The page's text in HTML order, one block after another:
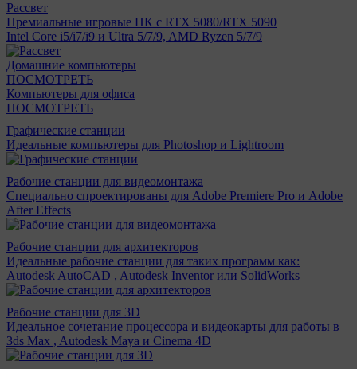
Рассвет
Премиальные игровые ПК с RTX 5080/RTX 5090
Intel Core i5/i7/i9 и Ultra 5/7/9, AMD Ryzen 5/7/9
Домашние компьютеры
ПОСМОТРЕТЬ
Компьютеры для офиса
ПОСМОТРЕТЬ
Графические станции
Идеальные компьютеры для Photoshop и Lightroom
Рабочие станции для видеомонтажа
Специально спроектированы для Adobe Premiere Pro и Adobe
After Effects
Рабочие станции для архитекторов
Идеальные рабочие станции для таких программ как:
Autodesk AutoCAD , Autodesk Inventor или SolidWorks
Рабочие станции для 3D
Идеальное сочетание процессора и видеокарты для работы в
3ds Max , Autodesk Maya и Cinema 4D